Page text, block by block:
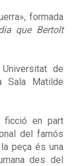
formada
que Bertolt
de
Sala Matilde
ficció en part
del famós
peça és una
des del